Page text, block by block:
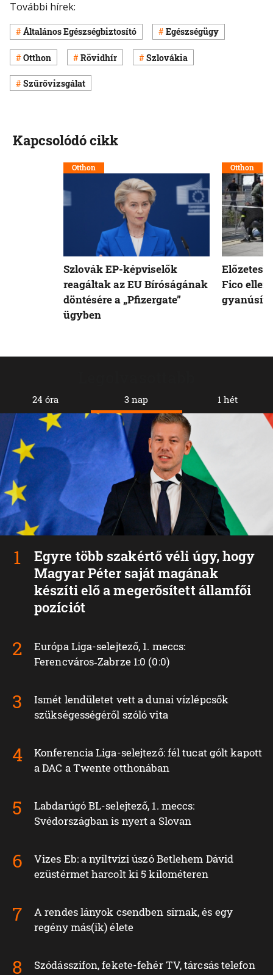
További hírek:
Általános Egészségbiztosító Egészségügy
Otthon Rövidhír Szlovákia
Szűrővizsgálat
24 óra 3 nap
Egyre több szakértő véli úgy, hogy
Magyar Péter saját magának
készíti elő a megerősített államfői
pozíciót
Európa Liga-selejtező, 1. meccs:
Ferencváros‑Zabrze 1:0 (0:0)
Ismét lendületet vett a dunai vízlépcsők
szükségességéről szóló vita
Konferencia Liga-selejtező: fél tucat gólt kapott
a DAC a Twente otthonában
Labdarúgó BL-selejtező, 1. meccs:
Svédországban is nyert a Slovan
Vizes Eb: a nyíltvízi úszó Betlehem Dávid
ezüstérmet harcolt ki 5 kilométeren
A rendes lányok csendben sírnak, és egy
regény más(ik) élete
Szódásszifon, fekete-fehér TV, tárcsás telefon
1 hét
Kapcsolódó cikk
Otthon
Szlovák EP-képviselők
reagáltak az EU Bíróságának
döntésére a „Pfizergate”
ügyben
Otthon
Fico